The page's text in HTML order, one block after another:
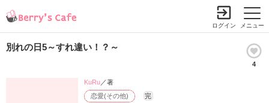
メニュー
ログイン
別れの日5～すれ違い！？～
4
恋愛(その他) 完
KuRu／著